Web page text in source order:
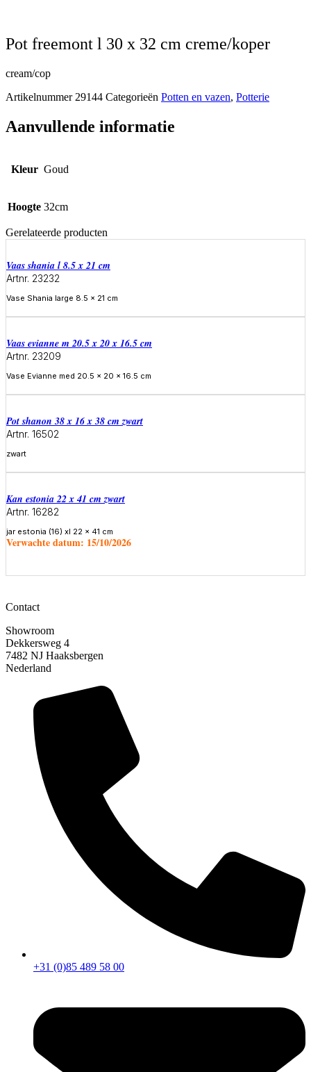
Pot freemont l 30 x 32 cm creme/koper
cream/cop
Artikelnummer 29144 Categorieën Potten en vazen, Potterie
Aanvullende informatie
Kleur Goud
Hoogte 32cm
Gerelateerde producten
Vaas shania l 8.5 x 21 cm
Artnr. 23232
Vase Shania large 8.5 x 21 cm
Meer informatie
Vaas evianne m 20.5 x 20 x 16.5 cm
Artnr. 23209
Vase Evianne med 20.5 x 20 x 16.5 cm
Pot shanon 38 x 16 x 38 cm zwart
Artnr. 16502
zwart
Kan estonia 22 x 41 cm zwart
Artnr. 16282
jar estonia (16) xl 22 x 41 cm
Verwachte datum: 15/10/2026
Contact
Showroom
Dekkersweg 4
7482 NJ Haaksbergen
Nederland
+31 (0)85 489 58 00